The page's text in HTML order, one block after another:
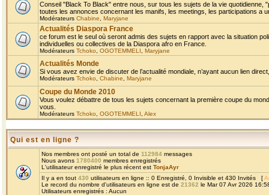
Conseil "Black To Black" entre nous, sur tous les sujets de la vie
toutes les annonces concernant les manifs, les meetings, les participations a
Modérateurs Chabine Maryjane
Actualités Diaspora France
ce forum est le seul où seront admis des sujets en rapport avec la situation
individuelles ou collectives de la Diaspora afro en France.
Modérateurs Tchoko OGOTEMMELI Maryjane
Actualités Monde
Si vous avez envie de discuter de l’actualité mondiale, n’ayant aucun lien
Modérateurs Tchoko Chabine Maryjane
Coupe du Monde 2010
Vous voulez débattre de tous les sujets concernant la première coupe du
vous.
Modérateurs Tchoko OGOTEMMELI Alex
Qui est en ligne ?
Nos membres ont posté un total de 112984 messages
Nous avons 1780400 membres enregistrés
L'utilisateur enregistré le plus récent est TonjaAyr
Il y a en tout 430 utilisateurs en ligne :: 0 Enregistré, 0 Invisible et 430 Invités [
Le record du nombre d'utilisateurs en ligne est de 21362 le Mar 07 Avr 2026
Utilisateurs enregistrés : Aucun